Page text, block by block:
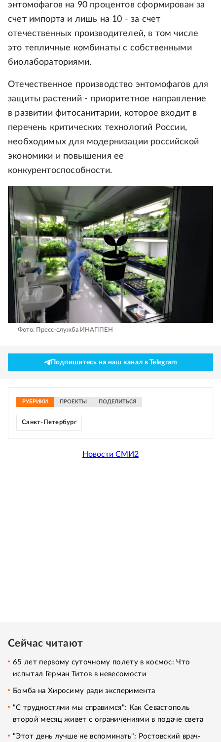
энтомофагов на 90 процентов сформирован за
счет импорта и лишь на 10 - за счет
отечественных производителей, в том числе
это тепличные комбинаты с собственными
биолабораториями.
Отечественное производство энтомофагов для
защиты растений - приоритетное направление
в развитии фитосанитарии, которое входит в
перечень критических технологий России,
необходимых для модернизации российской
экономики и повышения ее
конкурентоспособности.
Фото: Пресс-служба ИНАППЕН
Подпишитесь на наш канал в Telegram
РУБРИКИ ПРОЕКТЫ ПОДЕЛИТЬСЯ
Санкт-Петербург
Новости СМИ2
Сейчас читают
65 лет первому суточному полету в космос: Что
испытал Герман Титов в невесомости
Бомба на Хиросиму ради эксперимента
"С трудностями мы справимся": Как Севастополь
второй месяц живет с ограничениями в подаче света
"Этот день лучше не вспоминать": Ростовский врач-